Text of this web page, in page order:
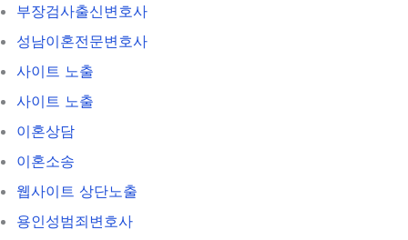
부장검사출신변호사
성남이혼전문변호사
사이트 노출
사이트 노출
이혼상담
이혼소송
웹사이트 상단노출
용인성범죄변호사